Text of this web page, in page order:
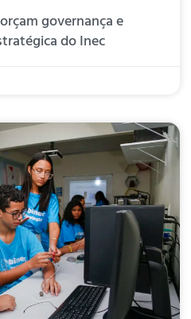
governança e
do Inec